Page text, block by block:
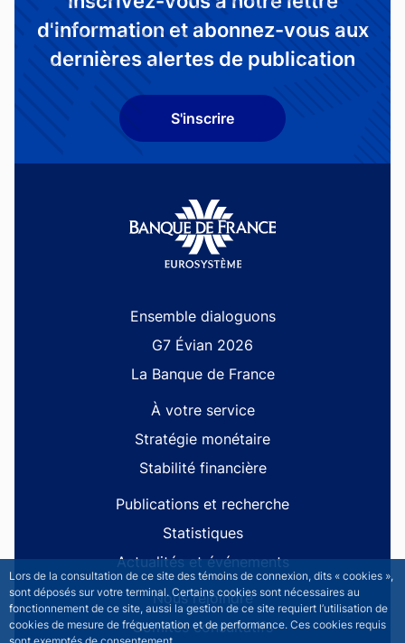
Lors de la consultation de ce site des témoins de connexion, dits « cookies »,
sont déposés sur votre terminal. Certains cookies sont nécessaires au
fonctionnement de ce site, aussi la gestion de ce site requiert l’utilisation de
cookies de mesure de fréquentation et de performance. Ces cookies requis
d'information et abonnez-vous aux
dernières alertes de publication
S'inscrire
Site navigationEnsemble dialoguons
G7 Évian 2026
La Banque de France
À votre service
Stratégie monétaire
Stabilité financière
Publications et recherche
Statistiques
Actualités et événements
Nous rejoindre
Comités consultatifs